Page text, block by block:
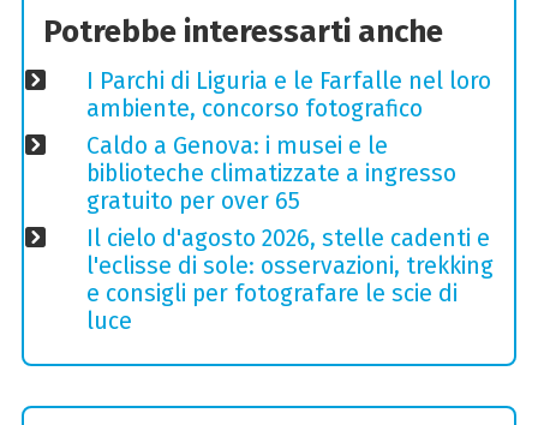
Potrebbe interessarti anche
I Parchi di Liguria e le Farfalle nel loro
ambiente, concorso fotografico
Caldo a Genova: i musei e le
biblioteche climatizzate a ingresso
gratuito per over 65
Il cielo d'agosto 2026, stelle cadenti e
l'eclisse di sole: osservazioni, trekking
e consigli per fotografare le scie di
luce